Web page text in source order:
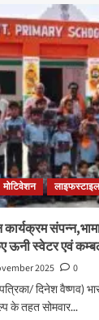
मोटिवेशन लाइफस्टाइल
ऊनी स्वेटर एवं
2025
0
दिनेश वैष्णव)
के तहत सोमवार...